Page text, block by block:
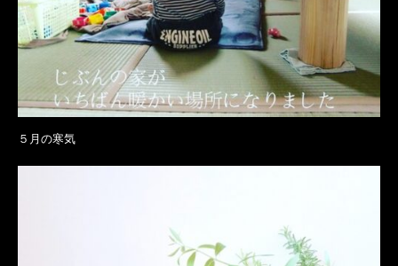
５月の寒気